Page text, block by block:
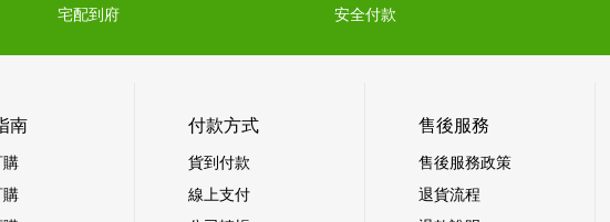
宅配到府 安全付款
南
購
購
付款方式
貨到付款
線上支付
售後服務
售後服務政策
退貨流程